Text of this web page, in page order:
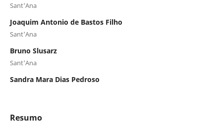
Sant'Ana
Joaquim Antonio de Bastos Filho
Sant'Ana
Bruno Slusarz
Sant'Ana
Sandra Mara Dias Pedroso
Resumo